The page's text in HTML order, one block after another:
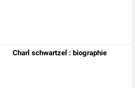
Charl schwartzel : biographie